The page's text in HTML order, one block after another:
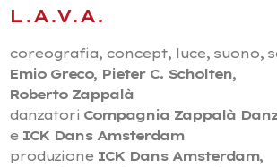
L.A.V.A.
coreografia, concept, luce, suono,
Emio Greco, Pieter C. Scholten,
Roberto Zappalà
danzatori Compagnia Zappalà
e ICK Dans Amsterdam
produzione ICK Dans Amsterdam,